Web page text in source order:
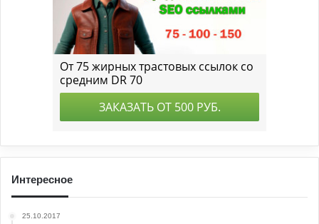
Интересное
25.10.2017